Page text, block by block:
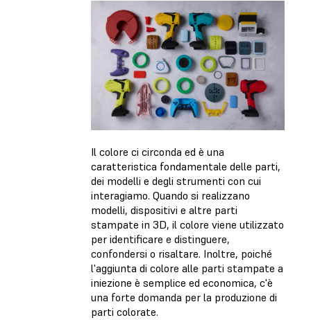
Il colore ci circonda ed è una
caratteristica fondamentale delle parti,
dei modelli e degli strumenti con cui
interagiamo. Quando si realizzano
modelli, dispositivi e altre parti
stampate in 3D, il colore viene utilizzato
per identificare e distinguere,
confondersi o risaltare. Inoltre, poiché
l'aggiunta di colore alle parti stampate a
iniezione è semplice ed economica, c'è
una forte domanda per la produzione di
parti colorate.